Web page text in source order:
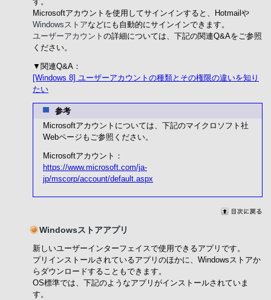
Microsoftアカウントを使用してサインインすると、Hotmailや
Windowsストアなどにも自動的にサインインできます。
ユーザーアカウント の詳細については、下記の関連Q&Aをご参照
ください。
▼関連Q&A：
[Windows 8] ユーザーアカウントの種類とその権限の違いを知り
たい
参考
Microsoftアカウントについては、下記のマイクロソフト社
Webページもご参照ください。
Microsoftアカウント：
https://www.microsoft.com/ja-
jp/mscorp/account/default.aspx
Windowsストアアプリ
新しいユーザーインターフェイスで使用できるアプリです。
プリインストールされているアプリのほかに、Windowsストアか
らダウンロードすることもできます。
OS標準では、下記のようなアプリがインストールされていま
す。